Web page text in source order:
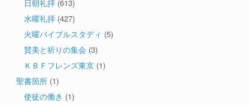
日朝礼拝 (613)
水曜礼拝 (427)
火曜バイブルスタディ (5)
賛美と祈りの集会 (3)
ＫＢＦフレンズ東京 (1)
聖書箇所 (1)
使徒の働き (1)